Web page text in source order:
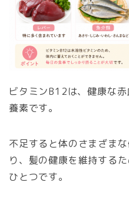
ビタミンB12は、健康な
養素です。
不足すると体のさまざま
り、髪の健康を維持する
ひとつです。